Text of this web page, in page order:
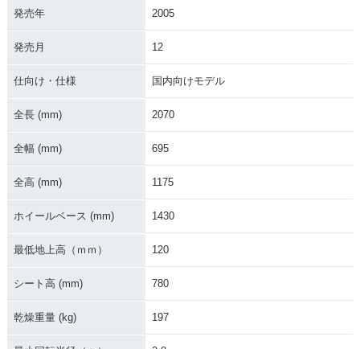
1993年 ZZR400・
1992年 ZZR400
発売年 2005
発売月 12
仕向け・仕様 国内向けモデル
全長 (mm) 2070
全幅 (mm) 695
全高 (mm) 1175
ホイールベース (mm) 1430
最低地上高（ｍｍ） 120
シート高 (mm) 780
乾燥重量 (kg) 197